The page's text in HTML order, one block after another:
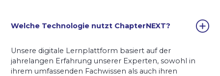
Welche Technologie nutzt ChapterNEXT?
Unsere digitale Lernplattform basiert auf der
jahrelangen Erfahrung unserer Experten, sowohl in
ihrem umfassenden Fachwissen als auch ihren